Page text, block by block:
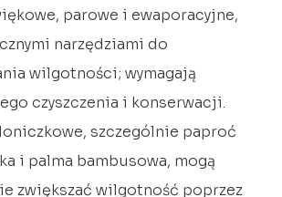
parowe i ewaporacyjne,
narzędziami do
wilgotności; wymagają
czyszczenia i konserwacji.
szczególnie paproć
i palma bambusowa, mogą
zwiększać wilgotność poprzez